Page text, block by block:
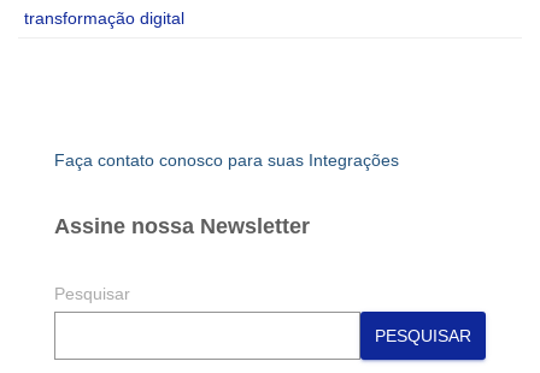
transformação digital
Faça contato conosco para suas Integrações
Assine nossa Newsletter
Pesquisar
PESQUISAR